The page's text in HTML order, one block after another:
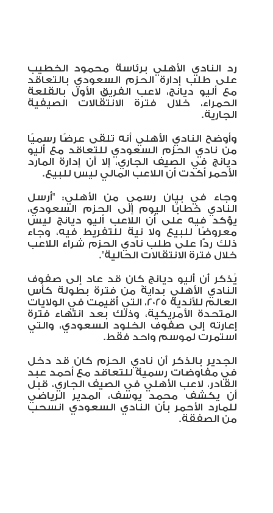
رد النادي الأهلي برئاسة محمود الخطيب
على طلب إدارة الحزم السعودي بالتعاقد
مع أليو ديانج، لاعب الفريق الأول بالقلعة
الحمراء، خلال فترة الانتقالات الصيفية
الجارية.
وأوضح النادي الأهلي أنه تلقى عرضًا رسميًا
من نادي الحزم السعودي للتعاقد مع أليو
ديانج في الصيف الجاري، إلا أن إدارة المارد
الأحمر أكدت أن اللاعب المالي ليس للبيع.
وجاء في بيان رسمي من الأهلي: "أرسل
النادي خطابًا اليوم إلى الحزم السعودي،
يؤكد فيه على أن اللاعب أليو ديانج ليس
معروضًا للبيع ولا نية للتفريط فيه، وجاء
ذلك ردًّا على طلب نادي الحزم شراء اللاعب
خلال فترة الانتقالات الحالية".
يُذكر أن أليو ديانج كان قد عاد إلى صفوف
النادي الأهلي بدايةً من فترة بطولة كأس
العالم للأندية 2025، التي أُقيمت في الولايات
المتحدة الأمريكية، وذلك بعد انتهاء فترة
إعارته إلى صفوف الخلود السعودي، والتي
استمرت لموسم واحد فقط.
الجدير بالذكر أن نادي الحزم كان قد دخل
في مفاوضات رسمية للتعاقد مع أحمد عبد
القادر، لاعب الأهلي في الصيف الجاري، قبل
أن يكشف محمد يوسف، المدير الرياضي
للمارد الأحمر بأن النادي السعودي انسحب
من الصفقة.